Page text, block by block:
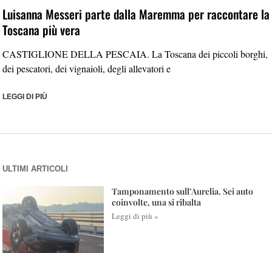
Luisanna Messeri parte dalla Maremma per raccontare la
Toscana più vera
CASTIGLIONE DELLA PESCAIA. La Toscana dei piccoli borghi,
dei pescatori, dei vignaioli, degli allevatori e
LEGGI DI PIÙ
ULTIMI ARTICOLI
Tamponamento sull’Aurelia. Sei auto
coinvolte, una si ribalta
Leggi di più »